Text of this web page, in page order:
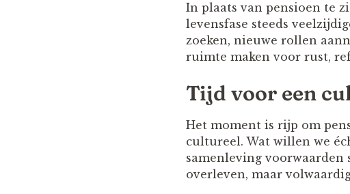
In plaats van pensioen te
levensfase steeds
zoeken, nieuwe rollen
ruimte maken voor rust,
Tijd voor een
Het moment is rijp om
cultureel. Wat willen we
samenleving
overleven, maar